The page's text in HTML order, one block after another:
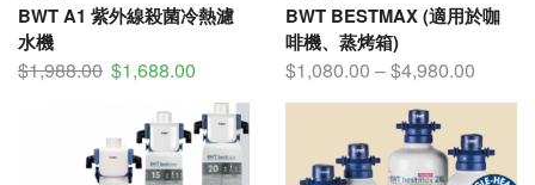
BWT A1 紫外線殺菌冷熱濾
水機
$1,988.00 $1,688.00
BWT BESTMAX (適用於咖
啡機、蒸烤箱)
$1,080.00 –$4,980.00